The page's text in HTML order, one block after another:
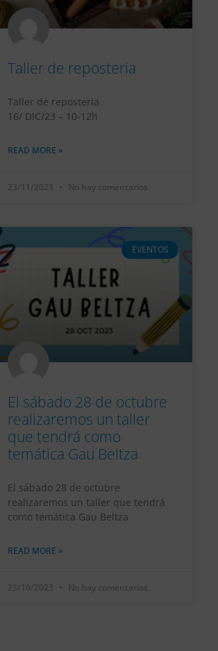
Taller de reposteria
Taller de reposteria
16/ DIC/23 – 10-12h
READ MORE »
23/11/2023 No hay comentarios
EVENTOS
El sábado 28 de octubre
realizaremos un taller
que tendrá como
temática Gau Beltza
El sábado 28 de octubre
realizaremos un taller que tendrá
como temática Gau Beltza
READ MORE »
23/10/2023 No hay comentarios